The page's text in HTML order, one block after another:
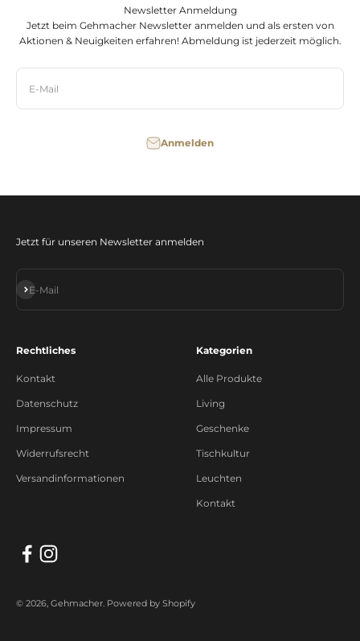
Newsletter Anmeldung
Jetzt beim Gehmacher Newsletter anmelden und als ersten von
Aktionen & Neuigkeiten erfahren! Abmeldung ist jederzeit möglich.
E-Mail
Anmelden
Jetzt für unseren Newsletter anmelden
E-Mail
Abonnieren
Rechtliches
Kontakt
Datenschutz
Impressum
Widerrufsrecht
Versandinformationen
Kategorien
Alle Produkte
Living
Geschenke
Tischkultur
Leuchten
Kontakt
© 2026, Gehmacher. Powered by Shopify